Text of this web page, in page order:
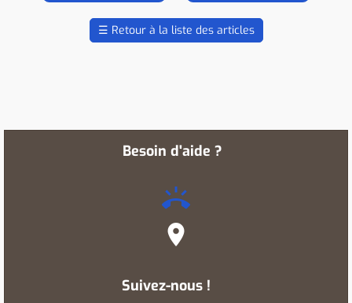
☰ Retour à la liste des articles
Besoin d'aide ?
ring_volume
place
Suivez-nous !